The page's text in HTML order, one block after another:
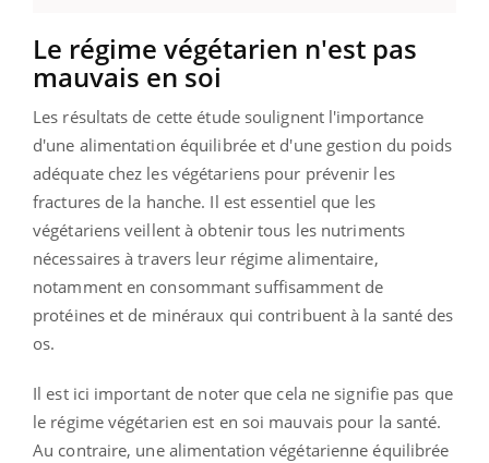
Le régime végétarien n'est pas
mauvais en soi
Les résultats de cette étude soulignent l'importance
d'une alimentation équilibrée et d'une gestion du poids
adéquate chez les végétariens pour prévenir les
fractures de la hanche. Il est essentiel que les
végétariens veillent à obtenir tous les nutriments
nécessaires à travers leur régime alimentaire,
notamment en consommant suffisamment de
protéines et de minéraux qui contribuent à la santé des
os.
Il est ici important de noter que cela ne signifie pas que
le régime végétarien est en soi mauvais pour la santé.
Au contraire, une alimentation végétarienne équilibrée